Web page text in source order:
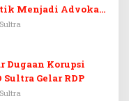
Menjadi Advokat
Dugaan Korupsi
Sultra Gelar RDP